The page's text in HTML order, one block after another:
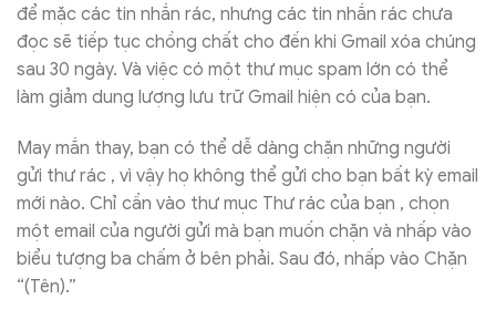
để mặc các tin nhắn rác, nhưng các tin nhắn rác chưa
đọc sẽ tiếp tục chồng chất cho đến khi Gmail xóa chúng
sau 30 ngày. Và việc có một thư mục spam lớn có thể
làm giảm dung lượng lưu trữ Gmail hiện có của bạn.
May mắn thay, bạn có thể dễ dàng chặn những người
gửi thư rác , vì vậy họ không thể gửi cho bạn bất kỳ email
mới nào. Chỉ cần vào thư mục Thư rác của bạn , chọn
một email của người gửi mà bạn muốn chặn và nhấp vào
biểu tượng ba chấm ở bên phải. Sau đó, nhấp vào Chặn
“(Tên).”